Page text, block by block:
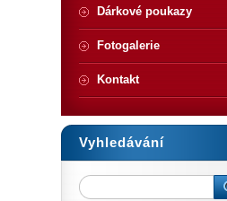
Dárkové poukazy
Fotogalerie
Kontakt
Vyhledávání